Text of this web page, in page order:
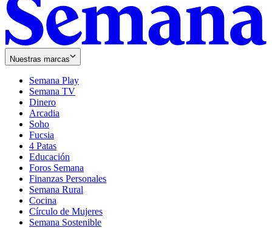
Nuestras marcas
Semana Play
Semana TV
Dinero
Arcadia
Soho
in
new
window
Fucsia
in
new
window
4 Patas
Educación
Foros Semana
Finanzas Personales
Semana Rural
Cocina
Círculo de Mujeres
Semana Sostenible